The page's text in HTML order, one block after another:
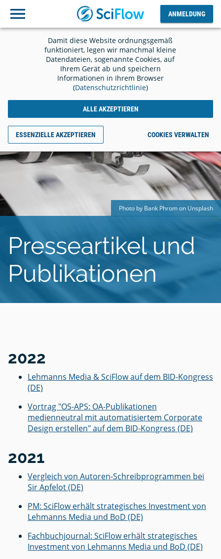
Damit diese Website ordnungsgemäß
funktioniert, legen wir manchmal kleine
Datendateien, sogenannte Cookies, auf
Ihrem Gerät ab und speichern
Informationen in Ihrem Browser
(Datenschutzrichtlinie)
ALLE AKZEPTIEREN
ESSENZIELLE AKZEPTIEREN COOKIES VERWALTEN
ANMELDUNG
ANMELDUNG
Ausloggen
Photo by Bank Phrom on Unsplash
Presseartikel und
Publikationen
2022
Lehmanns Media & SciFlow auf dem BID-Kongress
(DE)
Vortrag "OS-APS: OA-Publikationen
medienneutral mit automatisiertem Corporate
Design erstellen" auf dem BID-Kongress (DE)
2021
Vergleich von Autoren-Schreibprogrammen bei
Sir Apfelot (DE)
PM: SciFlow erhält strategisches Investment von
Lehmanns Media und BoD (DE)
Fachbuchjournal: SciFlow erhält strategisches
Investment von Lehmanns Media und BoD (DE)